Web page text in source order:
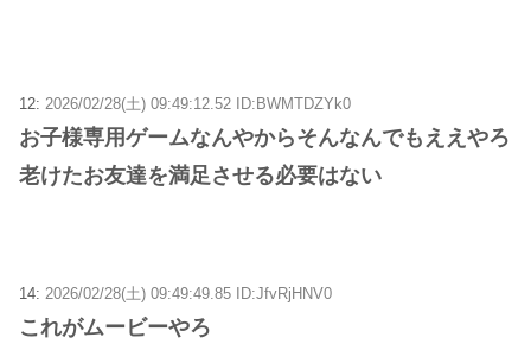
12: 2026/02/28(土) 09:49:12.52 ID:BWMTDZYk0
お子様専用ゲームなんやからそんなんでもええやろ
老けたお友達を満足させる必要はない
14: 2026/02/28(土) 09:49:49.85 ID:JfvRjHNV0
これがムービーやろ